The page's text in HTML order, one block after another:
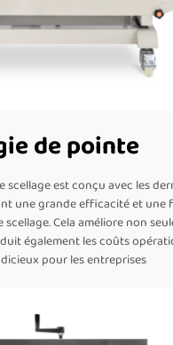
de pointe
scellage est conçu avec les
une grande efficacité et une
Cela améliore non
également les coûts
pour les entreprises